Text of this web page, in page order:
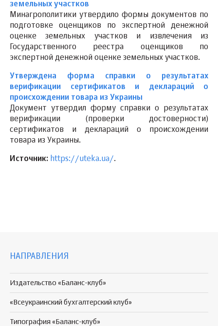
земельных участков
Минагрополитики утвердило формы документов по
подготовке оценщиков по экспертной денежной
оценке земельных участков и извлечения из
Государственного реестра оценщиков по
экспертной денежной оценке земельных участков.
Утверждена форма справки о результатах
верификации сертификатов и деклараций о
происхождении товара из Украины
Документ утвердил форму справки о результатах
верификации (проверки достоверности)
сертификатов и деклараций о происхождении
товара из Украины.
Источник: https://uteka.ua/.
НАПРАВЛЕНИЯ
Издательство «Баланс-клуб»
«Всеукраинский бухгалтерский клуб»
Типография «Баланс-клуб»